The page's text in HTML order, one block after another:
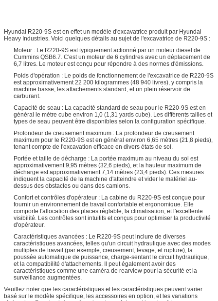
Hyundai R220-9S est en effet un modèle d'excavatrice produit par Hyundai
Heavy Industries. Voici quelques détails au sujet de l'excavatrice de R220-9S :
Moteur : Le R220-9S est typiquement actionné par un moteur diesel de
Cummins QSB6.7. C'est un moteur de 6 cylindres avec un déplacement de
6,7 litres. Le moteur est conçu pour répondre à des normes d'émissions.
Poids d'opération : Le poids de fonctionnement de l'excavatrice de R220-9S
est approximativement 22 200 kilogrammes (48 940 livres), y compris la
machine basse, les attachements standard, et un plein réservoir de
carburant.
Capacité de seau : La capacité standard de seau pour le R220-9S est en
général le mètre cube environ 1,0 (1,31 yards cube). Les différents tailles et
types de seau peuvent être disponibles selon la configuration spécifique.
Profondeur de creusement maximum : La profondeur de creusement
maximum pour le R220-9S est en général environ 6,65 mètres (21,8 pieds),
tenant compte de l'excavation efficace en divers états de sol.
Portée et taille de décharge : La portée maximum au niveau du sol est
approximativement 9,95 mètres (32,6 pieds), et la hauteur maximum de
décharge est approximativement 7,14 mètres (23,4 pieds). Ces mesures
indiquent la capacité de la machine d'atteindre et vider le matériel au-
dessus des obstacles ou dans des camions.
Confort et contrôles d'opérateur : La cabine du R220-9S est conçue pour
fournir un environnement de travail confortable et ergonomique. Elle
comporte l'allocation des places réglable, la climatisation, et l'excellente
visibilité. Les contrôles sont intuitifs et conçus pour optimiser la productivité
d'opérateur.
Caractéristiques avancées : Le R220-9S peut inclure de diverses
caractéristiques avancées, telles qu'un circuit hydraulique avec des modes
multiples de travail (par exemple, creusement, levage, et rupture), la
poussée automatique de puissance, charge-sentant le circuit hydraulique,
et la compatibilité d'attachements. Il peut également avoir des
caractéristiques comme une caméra de rearview pour la sécurité et la
surveillance augmentées.
Veuillez noter que les caractéristiques et les caractéristiques peuvent varier
basé sur le modèle spécifique, les accessoires en option, et les variations